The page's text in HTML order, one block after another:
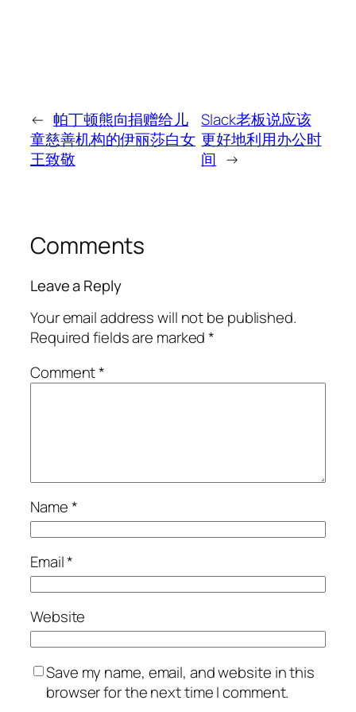
← 帕丁顿熊向捐赠给儿
童慈善机构的伊丽莎白女
王致敬
Slack老板说应该
更好地利用办公时
间 →
Comments
Leave a Reply
Your email address will not be published.
Required fields are marked*
Comment*
Name*
Email*
Website
Save my name, email, and website in this
browser for the next time I comment.